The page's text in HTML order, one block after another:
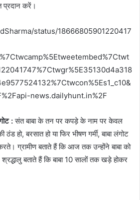
करें।
status/18666805901220417
news.dailyhunt.in%2F
:संत बाबा के तन पर कपड़े के नाम पर केवल
हो, बरसात हो या फिर भीषण गर्मी, बाबा लंगोट
ग्रामीण बताते हैं कि आज तक उन्होंने बाबा को
बताते हैं कि बाबा 10 सालों तक खड़े होकर